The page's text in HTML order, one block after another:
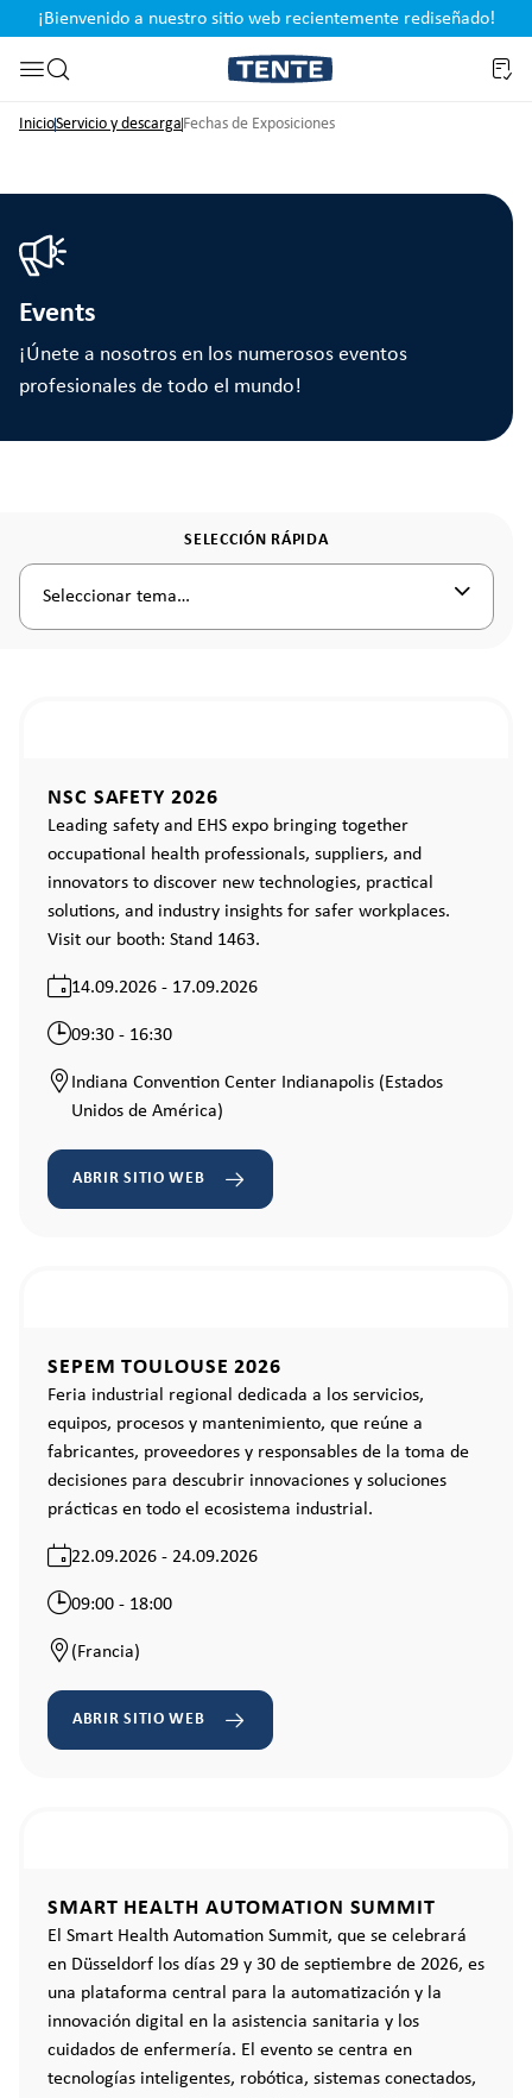
Saltar a la búsqueda
¡Bienvenido a nuestro sitio web recientemente rediseñado!
InicioServicio y descarga Fechas de Exposiciones
Events
¡Únete a nosotros en los numerosos eventos
profesionales de todo el mundo!
SELECCIÓN RÁPIDA
Seleccionar tema…
NSC SAFETY 2026
Leading safety and EHS expo bringing together
occupational health professionals, suppliers, and
innovators to discover new technologies, practical
solutions, and industry insights for safer workplaces.
Visit our booth: Stand 1463.
14.09.2026 - 17.09.2026
09:30 - 16:30
Indiana Convention Center Indianapolis (Estados
Unidos de América)
ABRIR SITIO WEB
SEPEM TOULOUSE 2026
Feria industrial regional dedicada a los servicios,
equipos, procesos y mantenimiento, que reúne a
fabricantes, proveedores y responsables de la toma de
decisiones para descubrir innovaciones y soluciones
prácticas en todo el ecosistema industrial.
22.09.2026 - 24.09.2026
09:00 - 18:00
(Francia)
ABRIR SITIO WEB
SMART HEALTH AUTOMATION SUMMIT
El Smart Health Automation Summit, que se celebrará
en Düsseldorf los días 29 y 30 de septiembre de 2026, es
una plataforma central para la automatización y la
innovación digital en la asistencia sanitaria y los
cuidados de enfermería. El evento se centra en
tecnologías inteligentes, robótica, sistemas conectados,